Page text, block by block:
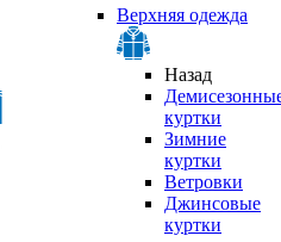
Верхняя одежда
Назад
куртки
Зимние
куртки
Ветровки
Джинсовые
куртки